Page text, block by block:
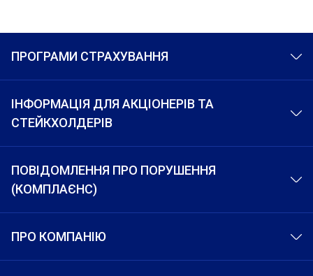
ПРОГРАМИ СТРАХУВАННЯ
ІНФОРМАЦІЯ ДЛЯ АКЦІОНЕРІВ ТА
СТЕЙКХОЛДЕРІВ
ПОВІДОМЛЕННЯ ПРО ПОРУШЕННЯ
(КОМПЛАЄНС)
ПРО КОМПАНІЮ